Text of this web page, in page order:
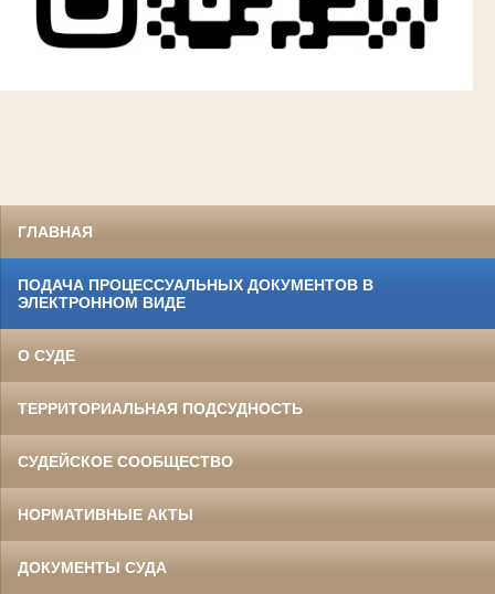
ГЛАВНАЯ
ПОДАЧА ПРОЦЕССУАЛЬНЫХ ДОКУМЕНТОВ В
ЭЛЕКТРОННОМ ВИДЕ
О СУДЕ
ТЕРРИТОРИАЛЬНАЯ ПОДСУДНОСТЬ
СУДЕЙСКОЕ СООБЩЕСТВО
НОРМАТИВНЫЕ АКТЫ
ДОКУМЕНТЫ СУДА